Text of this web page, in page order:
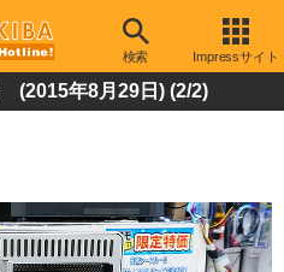
検索 Impressサイト
(2015年8月29日) (2/2)